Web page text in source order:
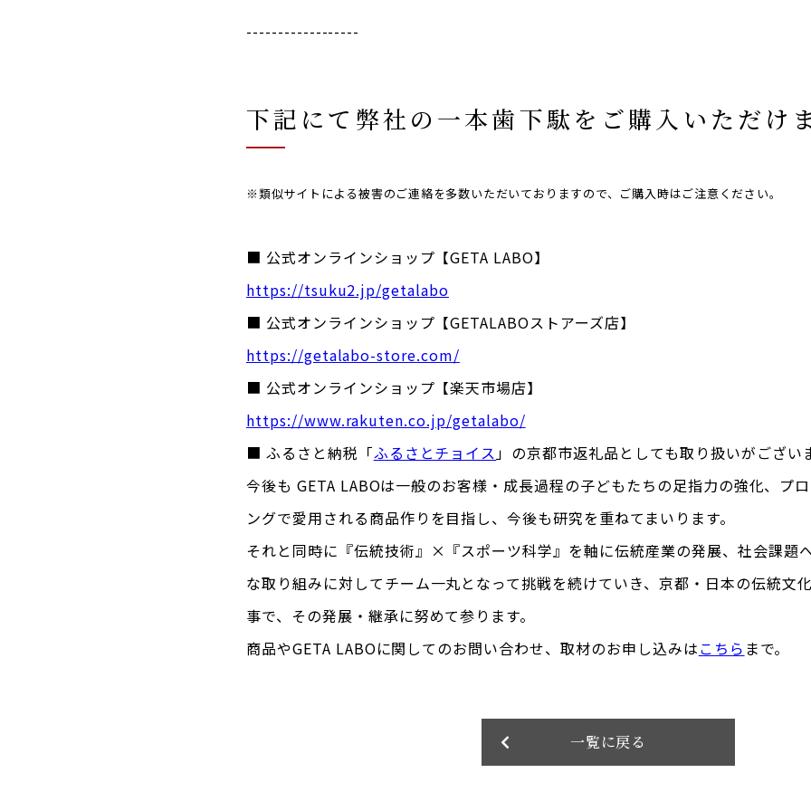
------------------
下記にて弊社の一本歯下駄をご購入いただけ
※類似サイトによる被害のご連絡を多数いただいておりますので、ご購入時はご注意ください。
■ 公式オンラインショップ【GETA LABO】
https://tsuku2.jp/getalabo
■ 公式オンラインショップ【GETALABOストアーズ店】
https://getalabo-store.com/
■ 公式オンラインショップ【楽天市場店】
https://www.rakuten.co.jp/getalabo/
■ ふるさと納税「ふるさとチョイス」の京都市返礼品としても取り扱いがござい
今後も GETA LABOは一般のお客様・成長過程の子どもたちの足指力の強化、プ
ングで愛用される商品作りを目指し、今後も研究を重ねてまいります。
それと同時に『伝統技術』×『スポーツ科学』を軸に伝統産業の発展、社会課題
な取り組みに対してチーム一丸となって挑戦を続けていき、京都・日本の伝統文
事で、その発展・継承に努めて参ります。
商品やGETA LABOに関してのお問い合わせ、取材のお申し込みはこちら まで。
一覧に戻る